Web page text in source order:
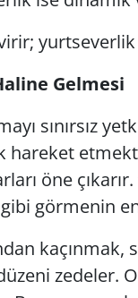
Gelmesi
sınırsız
hareket
öne
görmenin
zedeler.